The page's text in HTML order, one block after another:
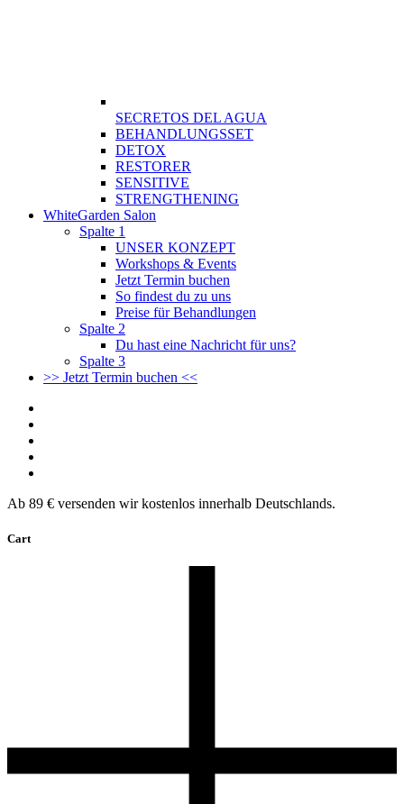
SECRETOS DEL AGUA
BEHANDLUNGSSET
DETOX
RESTORER
SENSITIVE
STRENGTHENING
WhiteGarden Salon
Spalte 1
UNSER KONZEPT
Workshops & Events
Jetzt Termin buchen
So findest du zu uns
Preise für Behandlungen
Spalte 2
Du hast eine Nachricht für uns?
Spalte 3
>> Jetzt Termin buchen <<
Ab 89 € versenden wir kostenlos innerhalb Deutschlands.
Cart